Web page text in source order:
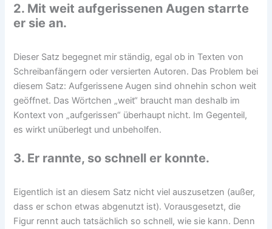
2. Mit weit aufgerissenen Augen starrte
er sie an.
Dieser Satz begegnet mir ständig, egal ob in Texten von
Schreibanfängern oder versierten Autoren. Das Problem bei
diesem Satz: Aufgerissene Augen sind ohnehin schon weit
geöffnet. Das Wörtchen „weit“ braucht man deshalb im
Kontext von „aufgerissen“ überhaupt nicht. Im Gegenteil,
es wirkt unüberlegt und unbeholfen.
3. Er rannte, so schnell er konnte.
Eigentlich ist an diesem Satz nicht viel auszusetzen (außer,
dass er schon etwas abgenutzt ist). Vorausgesetzt, die
Figur rennt auch tatsächlich so schnell, wie sie kann. Denn